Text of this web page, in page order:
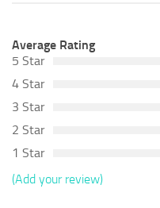
Average Rating
5 Star
4 Star
3 Star
2 Star
1 Star
(Add your review)